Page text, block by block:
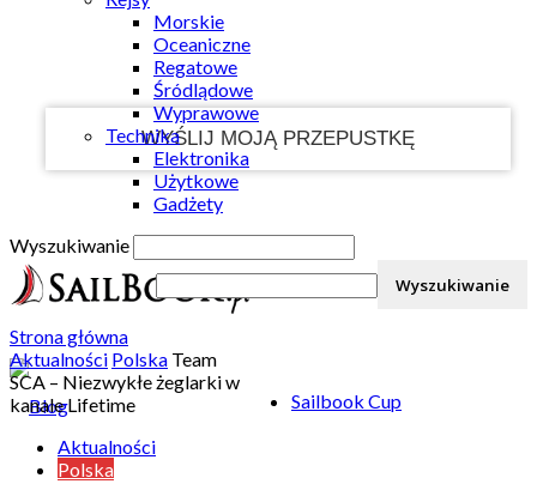
Morskie
Oceaniczne
Regatowe
Śródlądowe
Wyprawowe
Technika
Elektronika
Użytkowe
Gadżety
Wyszukiwanie
Sailbook Cup
Strona główna
Aktualności Polska Team
SCA – Niezwykłe żeglarki w
kanale Lifetime
Aktualności
Polska